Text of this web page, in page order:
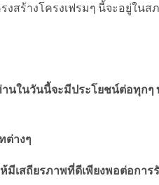
สร้างโครงเฟรมๆ นี้จะอยู่ใน
นในวันนี้จะมีประโยชน์ต่อทุก
ต่างๆ
เสถียรภาพที่ดีเพียงพอต่อกา